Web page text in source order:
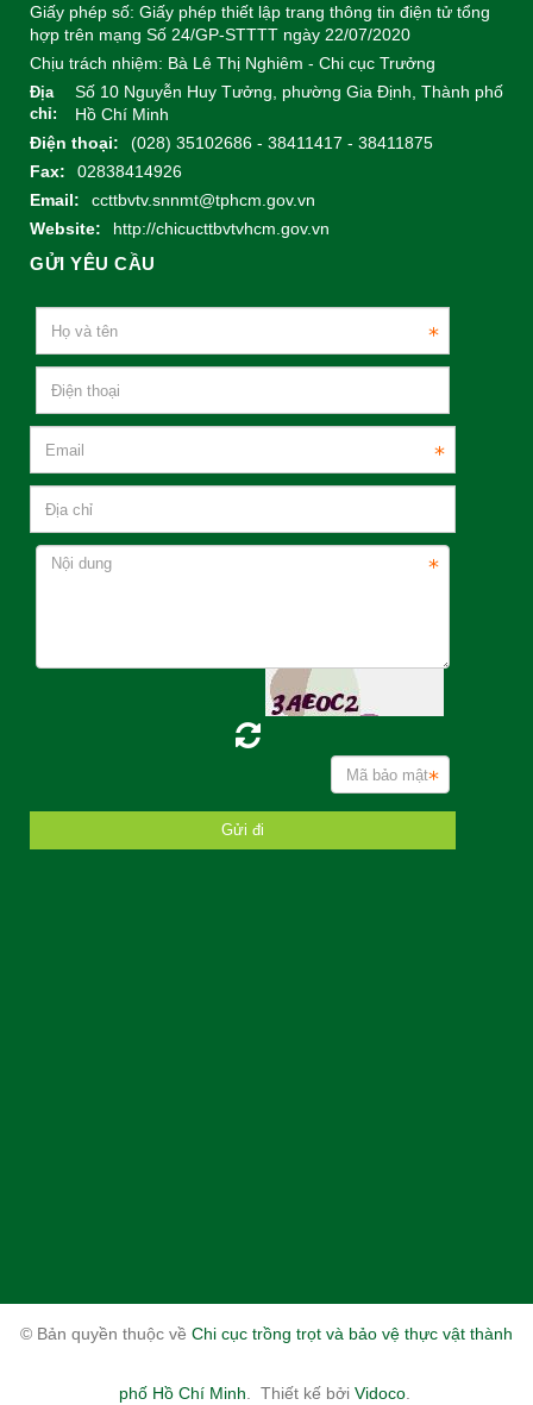
Giấy phép số: Giấy phép thiết lập trang thông tin điện tử tổng
hợp trên mạng Số 24/GP-STTTT ngày 22/07/2020
Chịu trách nhiệm: Bà Lê Thị Nghiêm - Chi cục Trưởng
Địa
chỉ:
Số 10 Nguyễn Huy Tưởng, phường Gia Định, Thành phố
Hồ Chí Minh
Điện thoại:
(028) 35102686 - 38411417 - 38411875
Fax:
02838414926
Email:
ccttbvtv.snnmt@tphcm.gov.vn
Website:
http://chicucttbvtvhcm.gov.vn
GỬI YÊU CẦU
© Bản quyền thuộc về Chi cục trồng trọt và bảo vệ thực vật thành
phố Hồ Chí Minh. Thiết kế bởi Vidoco.